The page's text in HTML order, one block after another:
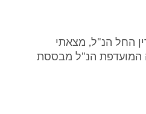
החל הנ"ל, מצאתי
המועדפת הנ"ל מבססת